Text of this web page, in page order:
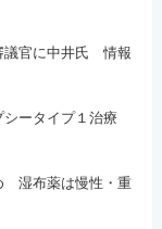
議官に中井氏 情報
ータイプ１治療
湿布薬は慢性・重